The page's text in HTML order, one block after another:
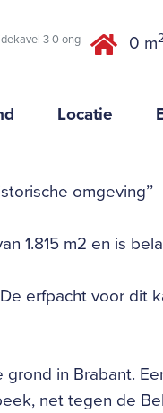
3 0 ong 0 m
Locatie
omgeving’’
1.815 m2 en is
erfpacht voor dit
in Brabant.
net tegen de